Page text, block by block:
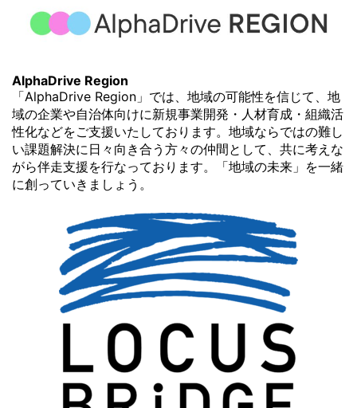
AlphaDrive Region
「AlphaDrive Region」では、地域の可能性を信じて、地
域の企業や自治体向けに新規事業開発・人材育成・組織活
性化などをご支援いたしております。地域ならではの難し
い課題解決に日々向き合う方々の仲間として、共に考えな
がら伴走支援を行なっております。「地域の未来」を一緒
に創っていきましょう。